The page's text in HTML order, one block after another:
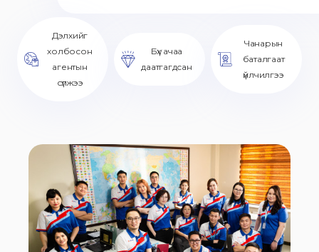
Дэлхийг
холбосон
агентын
сүлжээ
Бүх ачаа
даатгагдсан
Чанарын
баталгаат
үйлчилгээ